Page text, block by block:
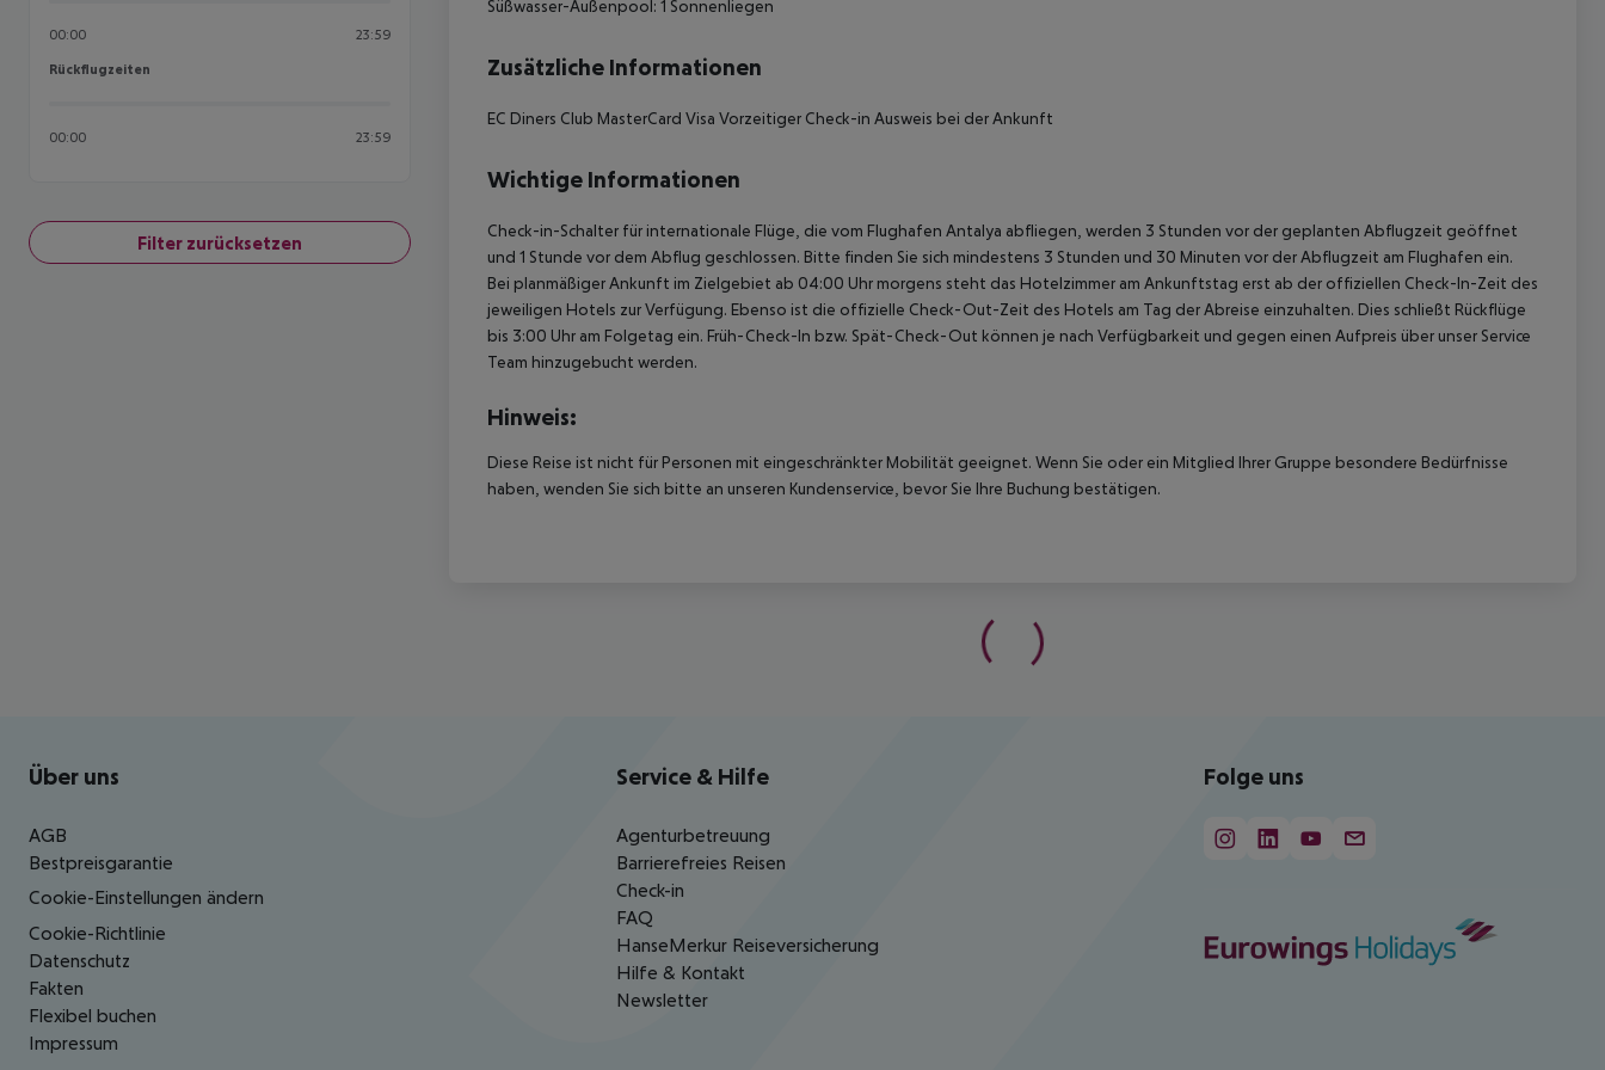
00:00 23:59
Rückflugzeiten
Rückflugzeiten
00:00 23:59
Filter zurücksetzen
Süßwasser-Außenpool: 1 Sonnenliegen
Zusätzliche Informationen
EC Diners Club MasterCard Visa Vorzeitiger Check-in Ausweis bei der Ankunft
Wichtige Informationen
Check-in-Schalter für internationale Flüge, die vom Flughafen Antalya abfliegen, werden 3 Stunden vor der geplanten Abflugzeit geöffnet
und 1 Stunde vor dem Abflug geschlossen. Bitte finden Sie sich mindestens 3 Stunden und 30 Minuten vor der Abflugzeit am Flughafen ein.
Bei planmäßiger Ankunft im Zielgebiet ab 04:00 Uhr morgens steht das Hotelzimmer am Ankunftstag erst ab der offiziellen Check-In-Zeit des
jeweiligen Hotels zur Verfügung. Ebenso ist die offizielle Check-Out-Zeit des Hotels am Tag der Abreise einzuhalten. Dies schließt Rückflüge
bis 3:00 Uhr am Folgetag ein. Früh-Check-In bzw. Spät-Check-Out können je nach Verfügbarkeit und gegen einen Aufpreis über unser Service
Team hinzugebucht werden.
Hinweis:
Diese Reise ist nicht für Personen mit eingeschränkter Mobilität geeignet. Wenn Sie oder ein Mitglied Ihrer Gruppe besondere Bedürfnisse
haben, wenden Sie sich bitte an unseren Kundenservice, bevor Sie Ihre Buchung bestätigen.
Footer navigation
Über uns
AGB
Bestpreisgarantie
Cookie-Einstellungen ändern
Cookie-Richtlinie
Datenschutz
Fakten
Flexibel buchen
Impressum
Service & Hilfe
Agenturbetreuung
Barrierefreies Reisen
Check-in
FAQ
HanseMerkur Reiseversicherung
Hilfe & Kontakt
Newsletter
Folge uns